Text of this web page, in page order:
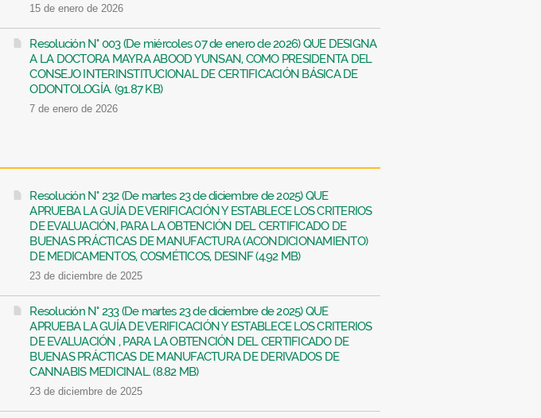
15 de enero de 2026
Resolución N° 003 (De miércoles 07 de enero de 2026) QUE DESIGNA
A LA DOCTORA MAYRA ABOOD YUNSAN, COMO PRESIDENTA DEL
CONSEJO INTERINSTITUCIONAL DE CERTIFICACIÓN BÁSICA DE
ODONTOLOGÍA. (91.87 KB)
7 de enero de 2026
Resolución N° 232 (De martes 23 de diciembre de 2025) QUE
APRUEBA LA GUÍA DE VERIFICACIÓN Y ESTABLECE LOS CRITERIOS
DE EVALUACIÓN, PARA LA OBTENCIÓN DEL CERTIFICADO DE
BUENAS PRÁCTICAS DE MANUFACTURA (ACONDICIONAMIENTO)
DE MEDICAMENTOS, COSMÉTICOS, DESINF (4.92 MB)
23 de diciembre de 2025
Resolución N° 233 (De martes 23 de diciembre de 2025) QUE
APRUEBA LA GUÍA DE VERIFICACIÓN Y ESTABLECE LOS CRITERIOS
DE EVALUACIÓN , PARA LA OBTENCIÓN DEL CERTIFICADO DE
BUENAS PRÁCTICAS DE MANUFACTURA DE DERIVADOS DE
CANNABIS MEDICINAL. (8.82 MB)
23 de diciembre de 2025